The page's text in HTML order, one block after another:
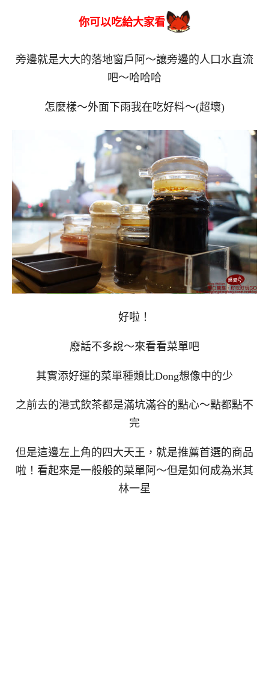
你可以吃給大家看
旁邊就是大大的落地窗戶阿～讓旁邊的人口水直流
吧～哈哈哈
怎麼樣～外面下雨我在吃好料～(超壞)
好啦！
廢話不多說～來看看菜單吧
其實添好運的菜單種類比Dong想像中的少
之前去的港式飲茶都是滿坑滿谷的點心～點都點不
完
但是這邊左上角的四大天王，就是推薦首選的商品
啦！看起來是一般般的菜單阿～但是如何成為米其
林一星